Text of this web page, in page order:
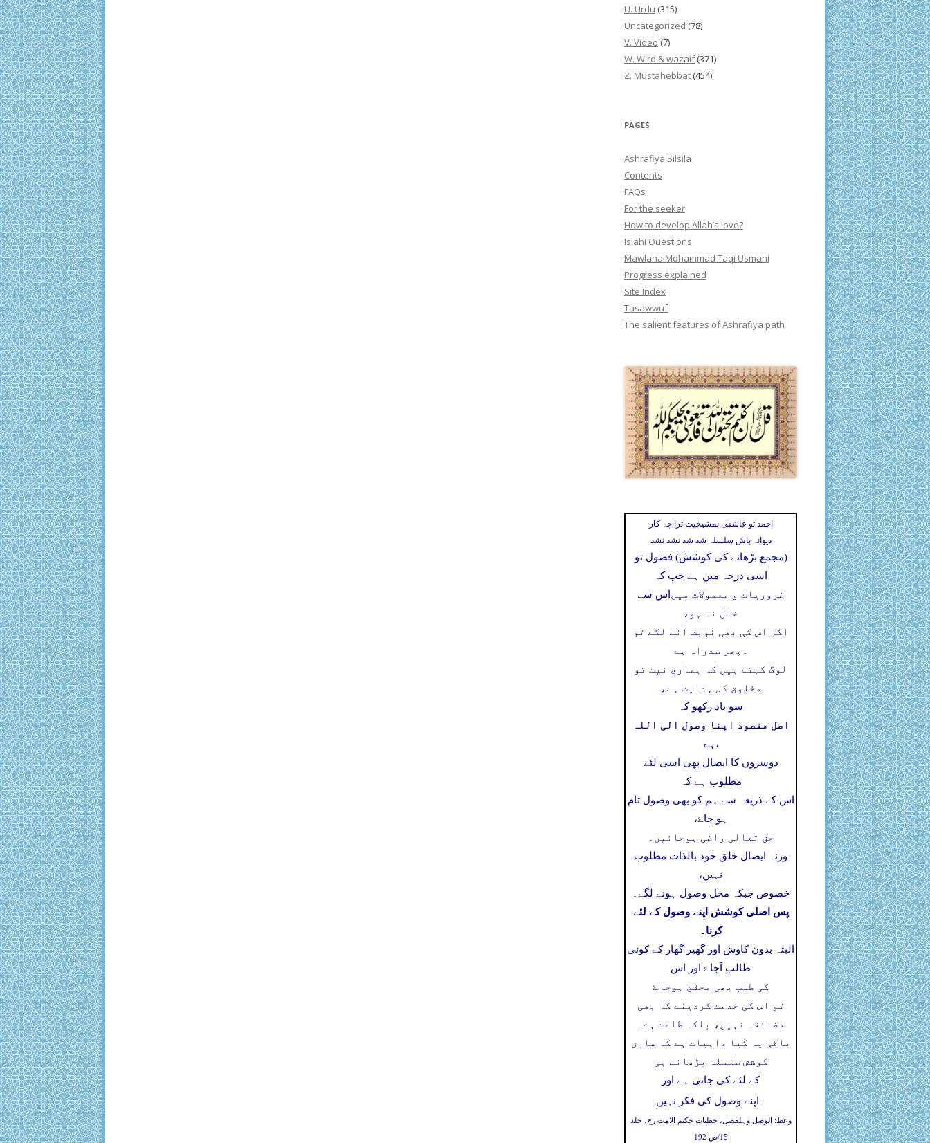
U. Urdu (315)
Uncategorized (78)
V. Video (7)
W. Wird & wazaif(371)
Z. Mustahebbat (454)
PAGES
Ashrafiya Silsila
Contents
FAQs
For the seeker
How to develop Allah’s love?
Islahi Questions
Mawlana Mohammad Taqi Usmani
Progress explained
Site Index
Tasawwuf
The salient features of Ashrafiya path
احمد تو عاشقی بمشیخیت ترا چہ کار
دیوانہ باش سلسلہ شد شد نشد نشد
(مجمع بڑھانے کی کوشش) فضول تو
اسی درجہ میں ہے جب کہ
اس سے ضروریات و معمولات میں
خلل نہ ہو،
اگر اس کی بھی نوبت آنے لگے تو
پھر سدراہ ہے ۔
لوگ کہتے ہیں کہ ہماری نیت تو
مخلوق کی ہدایت ہے،
سو یاد رکھو کہ
اصل مقصود اپنا وصول الی اللہ
ہے ،
دوسروں کا ایصال بھی اسی لئے
مطلوب ہے کہ
اس کے ذریعہ سے ہم کو بھی وصول تام
ہو جاۓ،
حق تعالی راضی ہوجائیں۔
ورنہ ایصال خلق خود بالذات مطلوب
نہیں،
خصوص جبکہ مخل وصول ہونے لگے۔
پس اصلی کوشش اپنے وصول کے لئے
کرنا۔
البتہ بدون کاوش اور گھیر گھار کے کوئی
طالب آجاۓ اور اس
کی طلب بھی محقق ہوجاۓ
تو اس کی خدمت کردینے کا بھی
مضائقہ نہیں، بلکہ طاعت ہے۔
باقی یہ کیا واہیات ہے کہ ساری
کوشش سلسلہ بڑھانے ہی
کے لئے کی جاتی ہے اور
اپنے وصول کی فکر نہیں ۔
وعظ: الوصل وہلفصل، خطبات حکیم الامت رح، جلد
15/ص 192